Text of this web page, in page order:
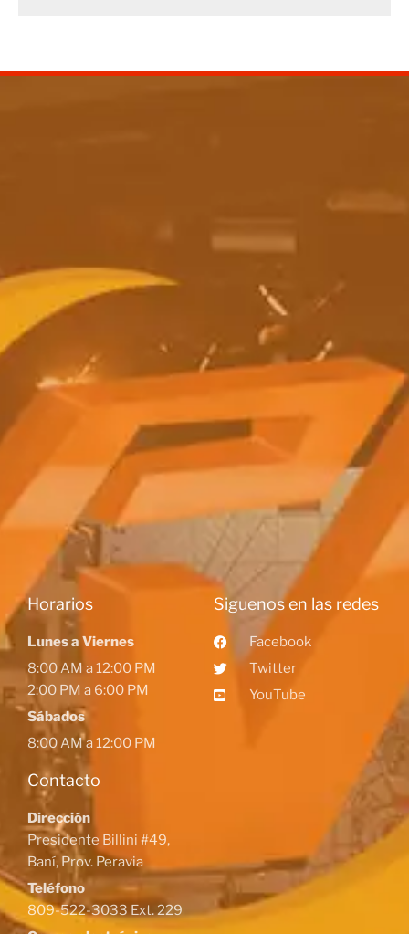
Horarios
Lunes a Viernes
8:00 AM a 12:00 PM
2:00 PM a 6:00 PM
Sábados
8:00 AM a 12:00 PM
Contacto
Dirección
Presidente Billini #49,
Baní, Prov. Peravia
Teléfono
809-522-3033 Ext. 229
Siguenos en las redes
Facebook
Twitter
YouTube